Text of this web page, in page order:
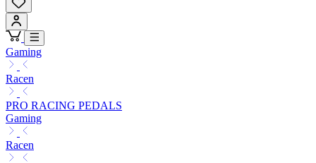
Gaming
Racen
PRO RACING PEDALS
Gaming
Racen